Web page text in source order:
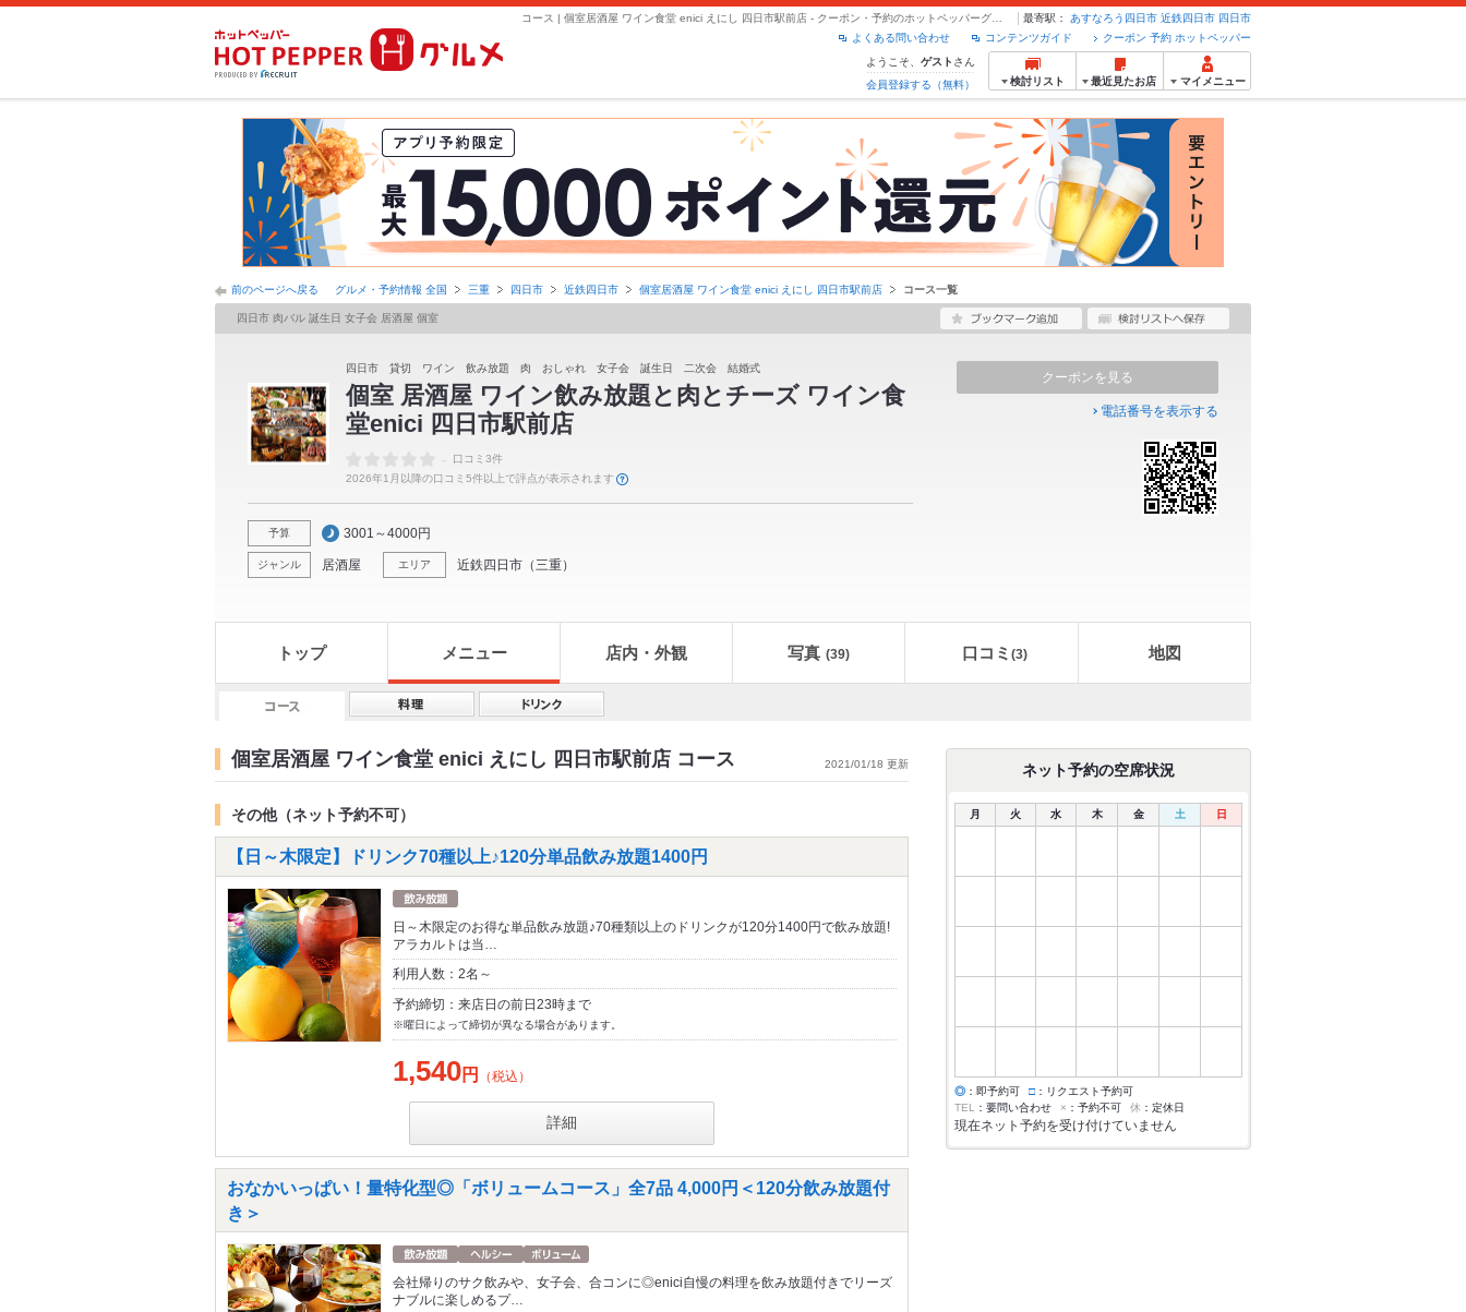
最寄駅： あすなろう四日市 近鉄四日市 四日市
クーポン 予約 ホットペッパー
コンテンツガイド
よくある問い合わせ
ようこそ、 ゲスト さん
会員登録する（無料）
検討リスト 最近見たお店 マイメニュー
前のページへ戻る グルメ・予約情報 全国 三重 四日市 近鉄四日市 個室居酒屋 ワイン食堂 enici えにし 四日市駅前店 コース一覧
四日市 肉バル 誕生日 女子会 居酒屋 個室
四日市 貸切 ワイン 飲み放題 肉 おしゃれ 女子会 誕生日 二次会 結婚式
個室 居酒屋 ワイン飲み放題と肉とチーズ ワイン食
堂enici 四日市駅前店
口コミ3件
2026年1月以降の口コミ5件以上で評点が表示されます
予算 3001～4000円
ジャンル 居酒屋 エリア 近鉄四日市 （三重）
クーポンを見る
電話番号を表示する
トップ メニュー 店内・外観 写真 (39) 口コミ (3) 地図
個室居酒屋 ワイン食堂 enici えにし 四日市駅前店 コース 2021/01/18 更新
その他（ネット予約不可）
【日～木限定】ドリンク70種以上♪120分単品飲み放題1400円
日～木限定のお得な単品飲み放題♪70種類以上のドリンクが120分1400円で飲み放題!
アラカルトは当…
利用人数：2名～
予約締切：来店日の前日23時まで
※曜日によって締切が異なる場合があります。
1,540円 （税込）
詳細
おなかいっぱい！量特化型◎「ボリュームコース」全7品 4,000円＜120分飲み放題付
き＞
会社帰りのサク飲みや、女子会、合コンに◎enici自慢の料理を飲み放題付きでリーズ
ナブルに楽しめるプ…
ネット予約の空席状況
月 火 水 木 金 土 日
◎ ：即予約可 □ ：リクエスト予約可
TEL
：要問い合わせ × ：予約不可 休 ：定休日
現在ネット予約を受け付けていません